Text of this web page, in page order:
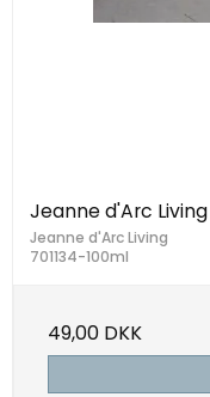
Jeanne d'Arc
Jeanne d'Arc Living
701134-100ml
49,00 DKK